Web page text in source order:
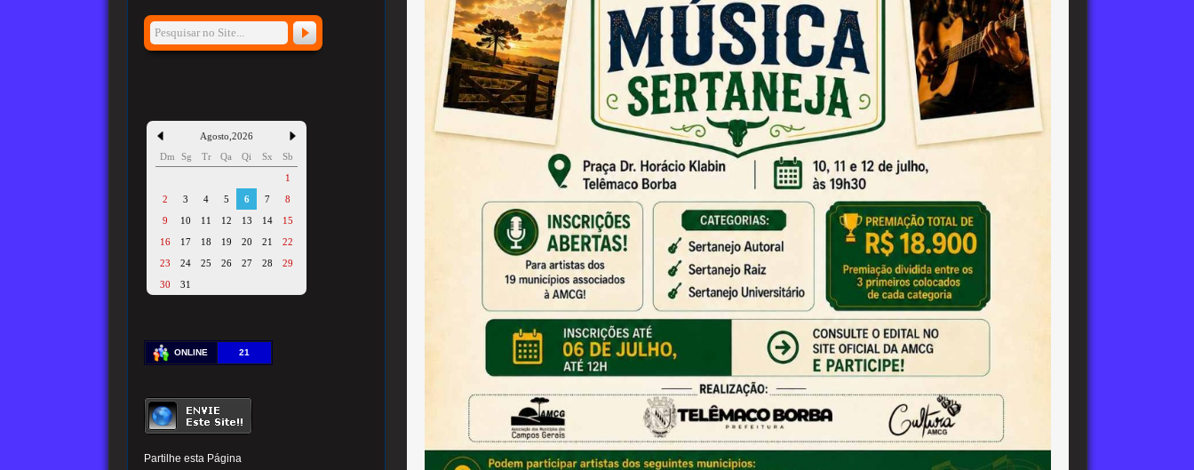
Agosto 2026
Dm
Sg Tr Qa Qi Sx
Sb
1
2
3 4 5 6 7
8
9
10 11 12 13 14
15
16
17 18 19 20 21
22
23
24 25 26 27 28
29
30
31
ONLINE 21
Partilhe esta Página